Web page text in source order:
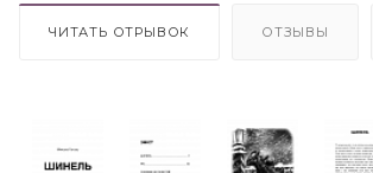
ЧИТАТЬ ОТРЫВОК ОТЗЫВЫ